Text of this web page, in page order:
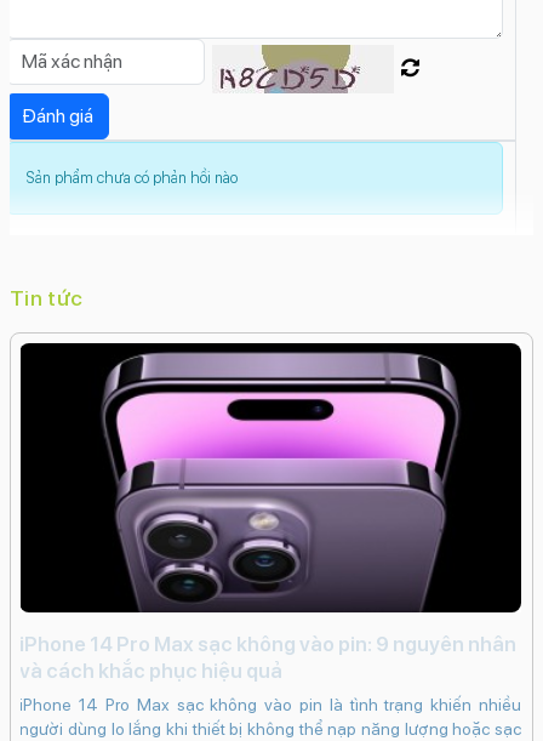
cận (Macro)
Quay video hiển thị kép
Quay chậm
(Slow Motion)
Live PhotosGắn thẻ địa lý
(Geotagging)
tục Chống rung điện tử kỹ thuật số (EIS)
rung quang học (OIS)Ban đêm (Night Mode)Chế
Độ phân giải camera trước:
Tính năng camera trước:
Smart HDR 5Xóa phôngVideo hiển thị képTự động
lấy nét (AF)
Trôi nhanh thời gian (Time
Lapse)
Retina FlashQuay video HDQuay video Full
Quay video 4KQuay chậm (Slow Motion)
dán (AR Stickers)Live PhotosDeep FusionChụp ảnh
liên tục Chụp đêm Chống rung điện tử kỹ thuật số
CinematicTrueDepthPhotonic Engine
Công nghệ màn hình:
OLED
Độ phân giải màn hình:
Super Retina XDR (1206 x 2622 Pixels)
Sản phẩm chưa có phản hồi nào
Tin tức
iPhone 14 Pro Max sạc không vào pin: 9 nguyên nhân
và cách khắc phục hiệu quả
iPhone 14 Pro Max sạc không vào pin là tình trạng khiến nhiều
người dùng lo lắng khi thiết bị không thể nạp năng lượng hoặc sạc